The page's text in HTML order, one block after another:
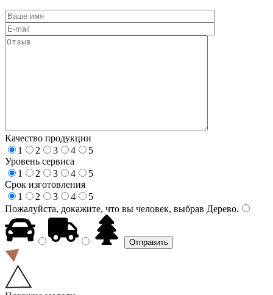
Качество продукции
1
2 3 4
5
Уровень сервиса
1
2 3 4
5
Срок изготовления
1
2 3 4
5
Пожалуйста, докажите, что вы человек, выбрав Дерево.